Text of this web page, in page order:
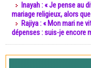
Inayah : « Je pense au
mariage religieux, alors
Rajiya : « Mon mari ne
dépenses : suis-je encore